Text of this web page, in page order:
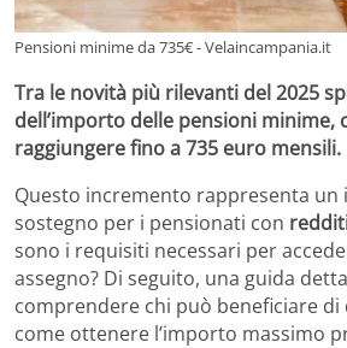
Pensioni minime da 735€ - Velaincampania.it
Tra le novità più rilevanti del 2025
dell’importo delle pensioni minime,
raggiungere fino a 735 euro mensili.
Questo incremento rappresenta
sostegno per i pensionati con
sono i requisiti necessari per
assegno? Di seguito, una guida
comprendere chi può beneficiare di
come ottenere l’importo massimo